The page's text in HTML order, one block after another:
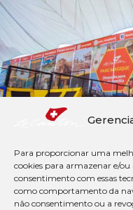
Para proporcionar uma
cookies para armazenar e/ou
consentimento com essas
como comportamento da
não consentimento ou a